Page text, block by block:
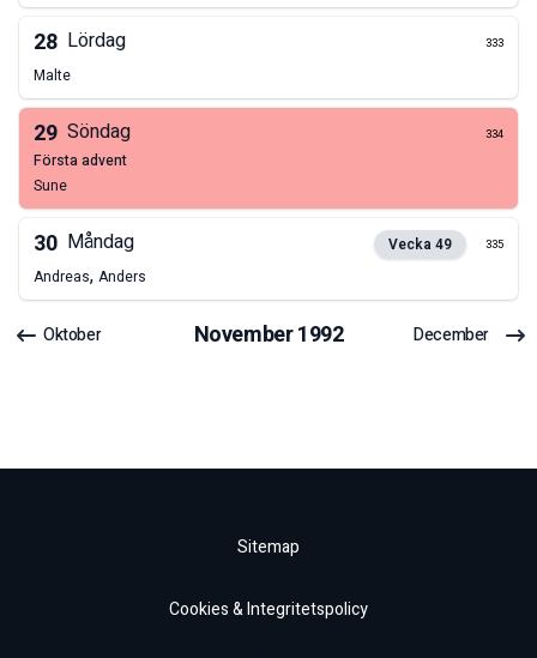
28 Lördag 333
Malte
29 Söndag 334
första advent
Sune
30 Måndag Vecka49 335
Andreas, Anders
Oktober November1992 December
Sitemap
Cookies & Integritetspolicy